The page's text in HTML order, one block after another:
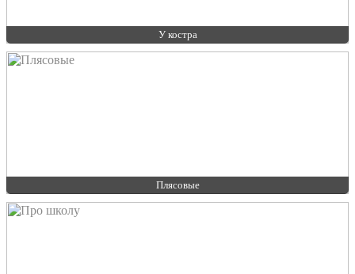
У костра
Плясовые